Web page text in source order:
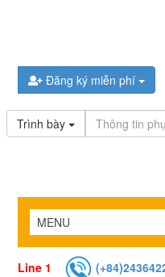
Đăng ký miễn phí
Trình bày
Line 1